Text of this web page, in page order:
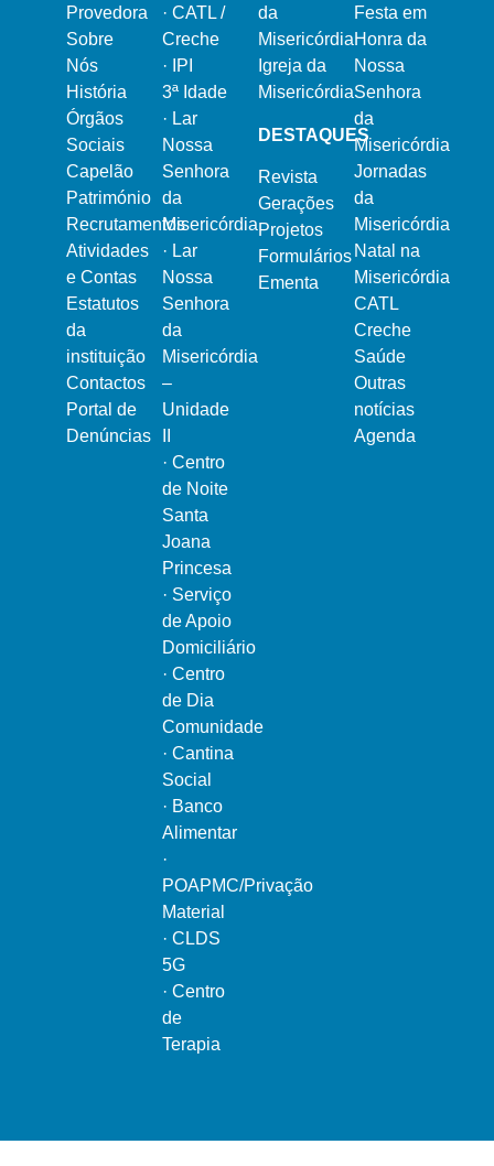
Provedora
Sobre
Nós
História
Órgãos
Sociais
Capelão
Património
Recrutamentos
Atividades
e Contas
Estatutos
da
instituição
Contactos
Portal de
Denúncias
· CATL /
Creche
·
IPI
3ª Idade
· Lar
Nossa
Senhora
da
Misericórdia
· Lar
Nossa
Senhora
da
Misericórdia
–
Unidade
· Centro
de Noite
Santa
Joana
Princesa
· Serviço
de Apoio
Domiciliário
· Centro
de Dia
Comunidade
· Cantina
Social
· Banco
Alimentar
·
POAPMC/Privação
Material
· CLDS
5G
· Centro
de
Terapia
da
Misericórdia
Igreja da
Misericórdia
DESTAQUES
Revista
Gerações
Projetos
Formulários
Ementa
Festa em
Honra da
Nossa
Senhora
da
Misericórdia
Jornadas
da
Misericórdia
Natal na
Misericórdia
CATL
Creche
Saúde
Outras
notícias
Agenda